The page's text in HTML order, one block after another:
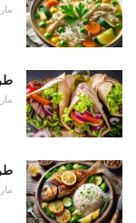
مارس
مارس
مارس